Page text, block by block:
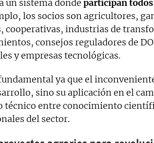
un sistema donde participan todos
los socios son agricultores,
cooperativas, industrias de
consejos reguladores de
y empresas tecnológicas.
ya que el
sino su aplicación en el
técnico entre conocimiento
del sector.